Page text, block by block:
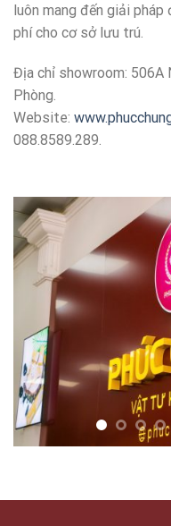
luôn mang đến giải
phí cho cơ sở lưu trú.
Địa chỉ showroom: 506A
Phòng.
Website:
088.8589.289.